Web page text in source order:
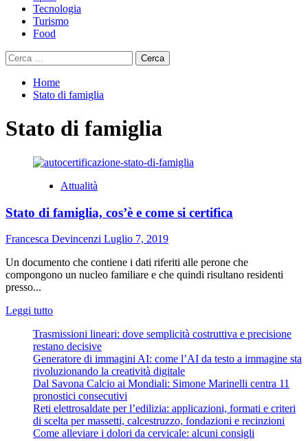
Tecnologia
Turismo
Food
Ricerca
per:
Home
Stato di famiglia
Stato di famiglia
Attualità
Stato di famiglia, cos’è e come si certifica
Francesca Devincenzi Luglio 7, 2019
Un documento che contiene i dati riferiti alle perone che
compongono un nucleo familiare e che quindi risultano residenti
presso...
Leggi tuttoLeggi
più
su
Stato
di
famiglia,
cos’è
e
come
si
Trasmissioni lineari: dove semplicità costruttiva e precisione
restano decisive
Generatore di immagini AI: come l’AI da testo a immagine sta
rivoluzionando la creatività digitale
Dal Savona Calcio ai Mondiali: Simone Marinelli centra 11
pronostici consecutivi
Reti elettrosaldate per l’edilizia: applicazioni, formati e criteri
di scelta per massetti, calcestruzzo, fondazioni e recinzioni
Come alleviare i dolori da cervicale: alcuni consigli